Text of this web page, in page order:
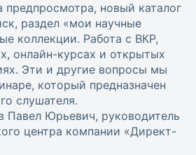
предпросмотра, новый каталог
раздел «мои научные
коллекции. Работа с ВКР,
онлайн-курсах и открытых
Эти и другие вопросы мы
который предназначен
слушателя.
Павел Юрьевич, руководитель
центра компании «Директ-